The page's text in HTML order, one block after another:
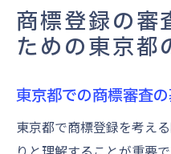
商標登録の審
ための東京都
東京都での商標審査
東京都で商標登録を考え